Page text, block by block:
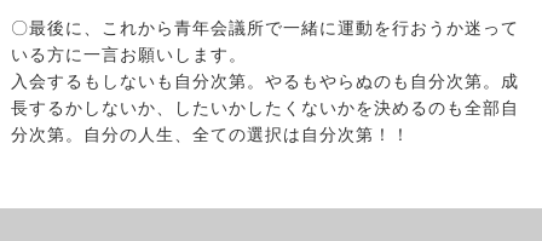
〇最後に、これから青年会議所で一緒に運動を行おうか迷って
いる方に一言お願いします。
入会するもしないも自分次第。やるもやらぬのも自分次第。成
長するかしないか、したいかしたくないかを決めるのも全部自
分次第。自分の人生、全ての選択は自分次第！！